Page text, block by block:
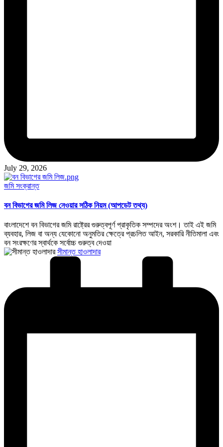
July 29, 2026
Posted
জমি সংক্রান্ত
বন বিভাগের জমি লিজ নেওয়ার সঠিক নিয়ম (আপডেট তথ্য)
বাংলাদেশে বন বিভাগের জমি রাষ্ট্রের গুরুত্বপূর্ণ প্রাকৃতিক সম্পদের অংশ। তাই এই জমি
ব্যবহার, লিজ বা অন্য যেকোনো অনুমতির ক্ষেত্রে প্রচলিত আইন, সরকারি নীতিমালা এবং
বন সংরক্ষণের স্বার্থকে সর্বোচ্চ গুরুত্ব দেওয়া
Posted
সীমান্ত হাওলাদার